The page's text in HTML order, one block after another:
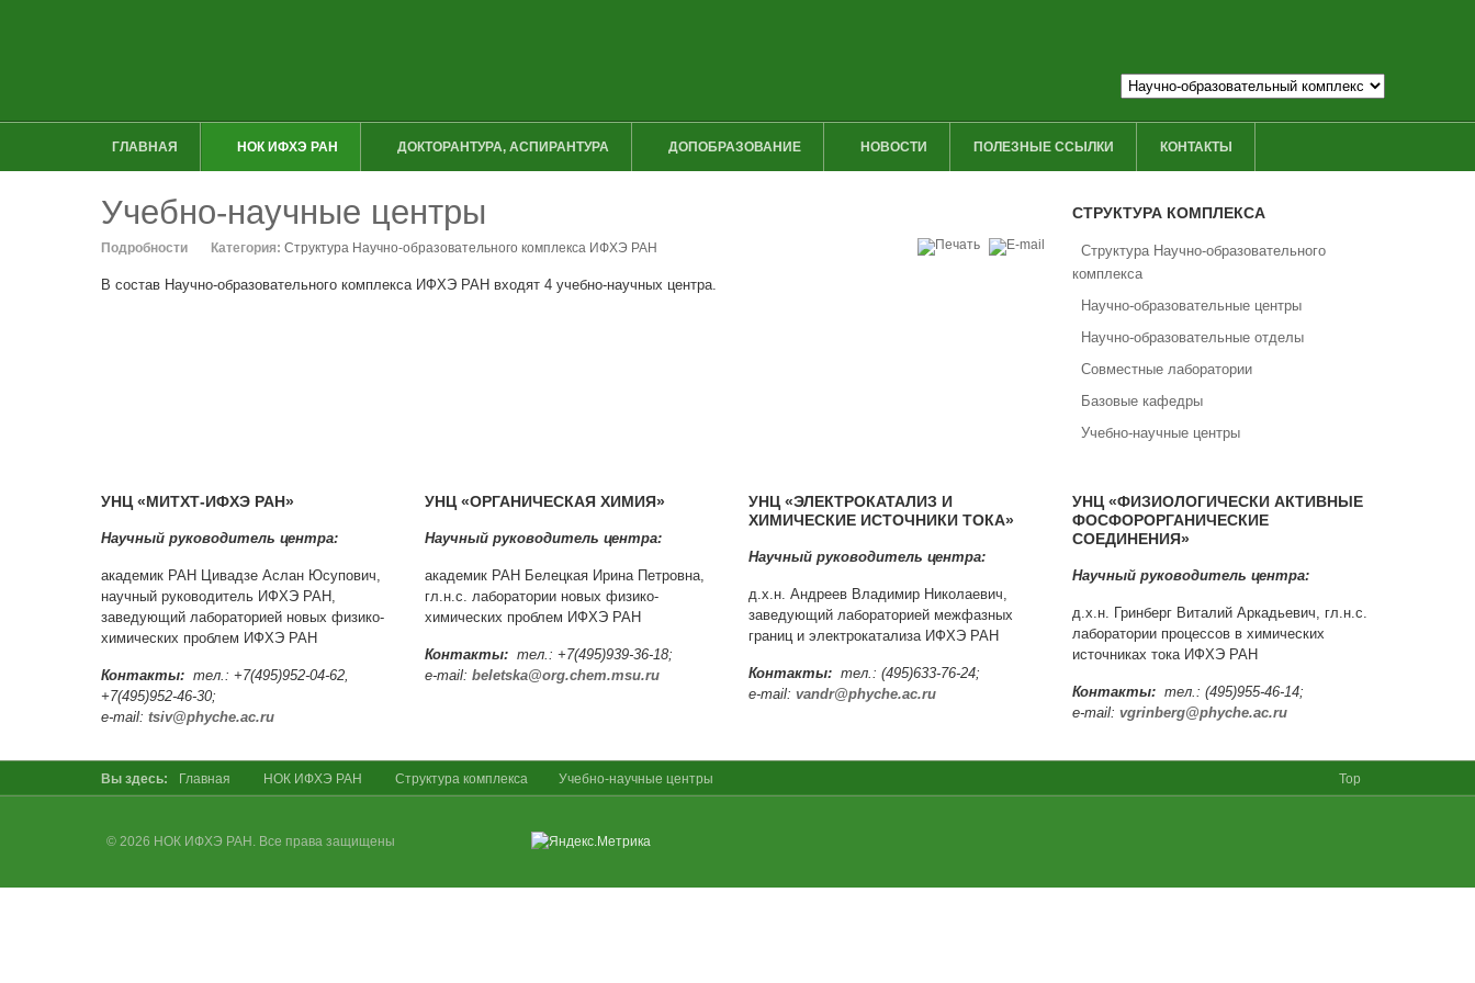
ГЛАВНАЯ НОК ИФХЭ РАН ДОКТОРАНТУРА, АСПИРАНТУРА ДОПОБРАЗОВАНИЕ НОВОСТИ ПОЛЕЗНЫЕ ССЫЛКИ КОНТАКТЫ
Учебно-научные центры
Подробности Категория: Структура Научно-образовательного комплекса ИФХЭ РАН
В состав Научно-образовательного комплекса ИФХЭ РАН входят 4 учебно-научных центра.
СТРУКТУРА КОМПЛЕКСА
Структура Научно-образовательного
комплекса
Научно-образовательные центры
Научно-образовательные отделы
Совместные лаборатории
Базовые кафедры
Учебно-научные центры
УНЦ «МИТХТ-ИФХЭ РАН»
Научный руководитель центра:
академик РАН Цивадзе Аслан Юсупович,
научный руководитель ИФХЭ РАН,
заведующий лабораторией новых физико-
химических проблем ИФХЭ РАН
Контакты: тел.: +7(495)952-04-62,
+7(495)952-46-30;
e-mail: tsiv@phyche.ac.ru
УНЦ «ОРГАНИЧЕСКАЯ ХИМИЯ»
Научный руководитель центра:
академик РАН Белецкая Ирина Петровна,
гл.н.с. лаборатории новых физико-
химических проблем ИФХЭ РАН
Контакты: тел.: +7(495)939-36-18;
e-mail: beletska@org.chem.msu.ru
УНЦ «ЭЛЕКТРОКАТАЛИЗ И
ХИМИЧЕСКИЕ ИСТОЧНИКИ ТОКА»
Научный руководитель центра:
д.х.н. Андреев Владимир Николаевич,
заведующий лабораторией межфазных
границ и электрокатализа ИФХЭ РАН
Контакты: тел.: (495)633-76-24;
e-mail: vandr@phyche.ac.ru
УНЦ «ФИЗИОЛОГИЧЕСКИ АКТИВНЫЕ
ФОСФОРОРГАНИЧЕСКИЕ
СОЕДИНЕНИЯ»
Научный руководитель центра:
д.х.н. Гринберг Виталий Аркадьевич, гл.н.с.
лаборатории процессов в химических
источниках тока ИФХЭ РАН
Контакты: тел.: (495)955-46-14;
e-mail: vgrinberg@phyche.ac.ru
Вы здесь: Главная НОК ИФХЭ РАН Cтруктура комплекса Учебно-научные центры Top
© 2026 НОК ИФХЭ РАН. Все права защищены